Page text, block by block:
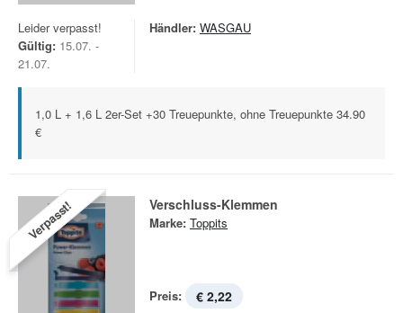
Leider verpasst!
Gültig: 15.07. -
21.07.
Händler: WASGAU
1,0 L + 1,6 L 2er-Set +30 Treuepunkte, ohne Treuepunkte 34.90
€
Verpasst! Verschluss-Klemmen
Marke: Toppits
Preis: € 2,22